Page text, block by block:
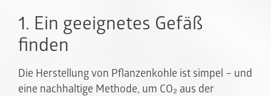
1. Ein geeignetes Gefäß
finden
Die Herstellung von Pflanzenkohle ist simpel – und
eine nachhaltige Methode, um CO₂ aus der